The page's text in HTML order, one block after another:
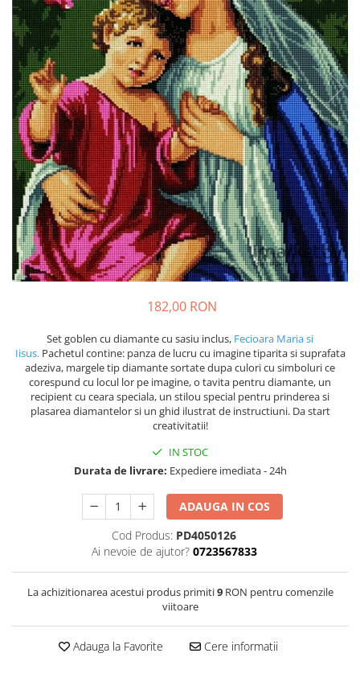
182,00 RON
Set goblen cu diamantecu sasiu inclus, Fecioara Maria si
Iisus.Pachetul contine: panza de lucru cu imagine tiparita si suprafata
adeziva, margele tip diamante sortate dupa culori cu simboluri ce
corespund cu locul lor pe imagine, o tavita pentru diamante, un
recipient cu ceara speciala, un stilou special pentru prinderea si
plasarea diamantelor si un ghid ilustrat de instructiuni. Da start
creativitatii!
IN STOC
Durata de livrare: Expediere imediata - 24h
ADAUGA IN COS
Cod Produs: PD4050126
Ai nevoie de ajutor? 0723567833
La achizitionarea acestui produs primiti9RON pentru comenzile
viitoare
Adauga la Favorite Cere informatii